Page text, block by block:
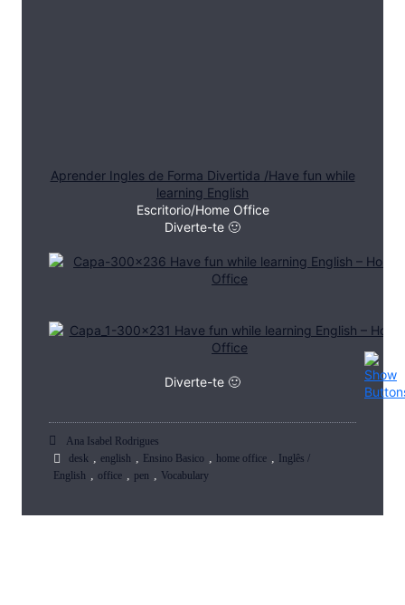
Aprender Ingles de Forma Divertida /Have fun while
learning English
Escritorio/Home Office
Diverte-te 🙂
Diverte-te 🙂
Ana Isabel Rodrigues
desk , english , Ensino Basico , home office ,
Inglês /
English , office , pen , Vocabulary